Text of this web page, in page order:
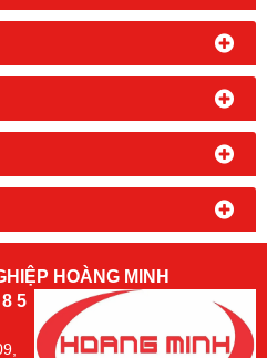
HOÀNG MINH
5